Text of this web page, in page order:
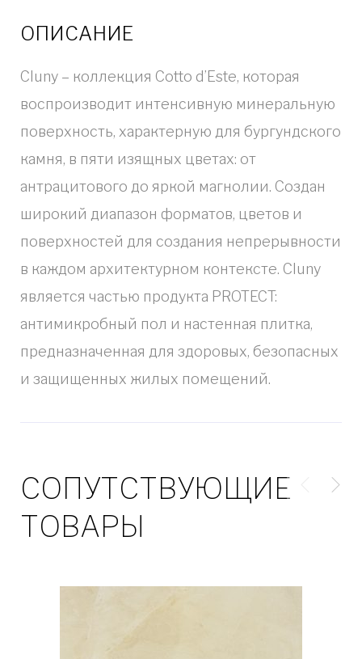
ОПИСАНИЕ
Cluny – коллекция Cotto d’Este, которая
воспроизводит интенсивную минеральную
поверхность, характерную для бургундского
камня, в пяти изящных цветах: от
антрацитового до яркой магнолии. Создан
широкий диапазон форматов, цветов и
поверхностей для создания непрерывности
в каждом архитектурном контексте. Cluny
является частью продукта PROTECT:
антимикробный пол и настенная плитка,
предназначенная для здоровых, безопасных
и защищенных жилых помещений.
СОПУТСТВУЮЩИЕ
ТОВАРЫ